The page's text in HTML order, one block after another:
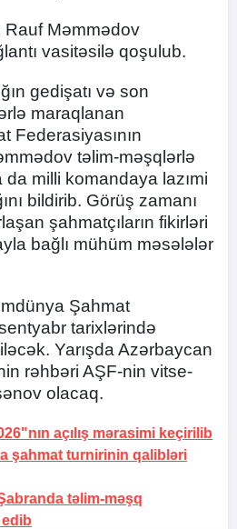
Məmmədov
vasitəsilə qoşulub.
gedişatı və son
maraqlanan
Federasiyasının
təlim-məşqlərlə
da milli komandaya lazımi
bildirib. Görüş zamanı
şahmatçıların fikirləri
bağlı mühüm məsələlər
Şahmat
tarixlərində
Yarışda Azərbaycan
rəhbəri AŞF-nin vitse-
olacaq.
açılış mərasimi keçirilib
şahmat turnirinin qalibləri
təlim-məşq
edib